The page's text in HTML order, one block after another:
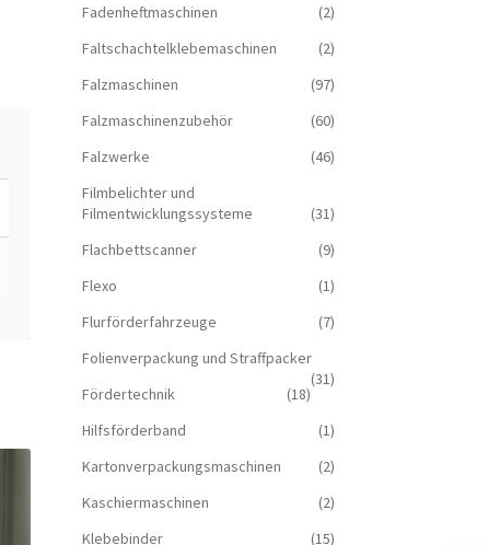
Fadenheftmaschinen
(2)
Faltschachtelklebemaschinen
(2)
Falzmaschinen
(97)
Falzmaschinenzubehör
(60)
Falzwerke
(46)
Filmbelichter und
Filmentwicklungssysteme
(31)
Flachbettscanner
(9)
Flexo
(1)
Flurförderfahrzeuge
(7)
Folienverpackung und Straffpacker
(31)
Fördertechnik
(18)
Hilfsförderband
(1)
Kartonverpackungsmaschinen
(2)
Kaschiermaschinen
(2)
Klebebinder
(15)